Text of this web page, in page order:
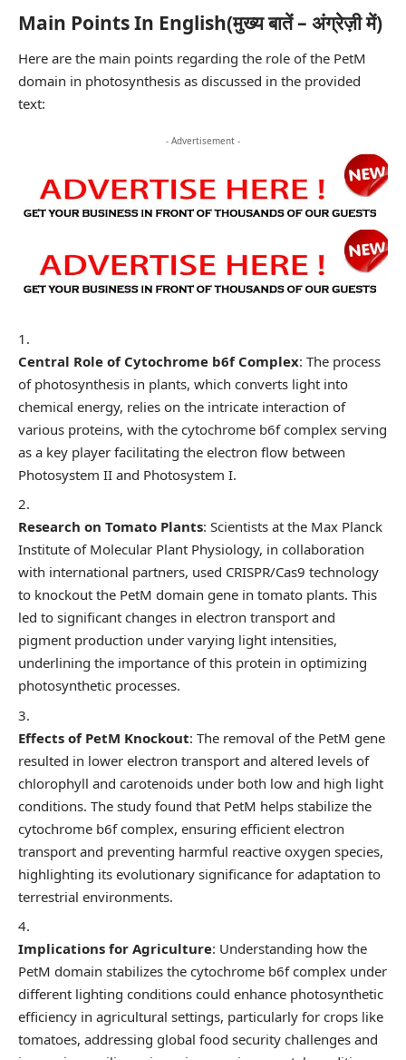
Main Points In English(मुख्य बातें – अंग्रेज़ी में)
Here are the main points regarding the role of the PetM
domain in photosynthesis as discussed in the provided
text:
- Advertisement -
Central Role of Cytochrome b6f Complex: The process
of photosynthesis in plants, which converts light into
chemical energy, relies on the intricate interaction of
various proteins, with the cytochrome b6f complex serving
as a key player facilitating the electron flow between
Photosystem II and Photosystem I.
Research on Tomato Plants: Scientists at the Max Planck
Institute of Molecular Plant Physiology, in collaboration
with international partners, used CRISPR/Cas9 technology
to knockout the PetM domain gene in tomato plants. This
led to significant changes in electron transport and
pigment production under varying light intensities,
underlining the importance of this protein in optimizing
photosynthetic processes.
Effects of PetM Knockout: The removal of the PetM gene
resulted in lower electron transport and altered levels of
chlorophyll and carotenoids under both low and high light
conditions. The study found that PetM helps stabilize the
cytochrome b6f complex, ensuring efficient electron
transport and preventing harmful reactive oxygen species,
highlighting its evolutionary significance for adaptation to
terrestrial environments.
Implications for Agriculture: Understanding how the
PetM domain stabilizes the cytochrome b6f complex under
different lighting conditions could enhance photosynthetic
efficiency in agricultural settings, particularly for crops like
tomatoes, addressing global food security challenges and